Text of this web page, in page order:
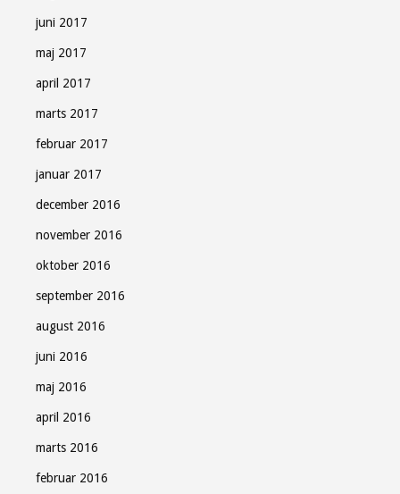
juni 2017
maj 2017
april 2017
marts 2017
februar 2017
januar 2017
december 2016
november 2016
oktober 2016
september 2016
august 2016
juni 2016
maj 2016
april 2016
marts 2016
februar 2016